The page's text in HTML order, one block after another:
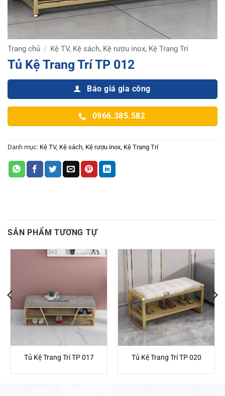
Trang chủ / Kệ TV, Kệ sách, Kệ rượu inox, Kệ Trang Trí
Tủ Kệ Trang Trí TP 012
Báo giá gia công
0966.385.582
Danh mục: Kệ TV, Kệ sách, Kệ rượu inox, Kệ Trang Trí
SẢN PHẨM TƯƠNG TỰ
Tủ Kệ Trang Trí TP 017 Tủ Kệ Trang Trí TP 020